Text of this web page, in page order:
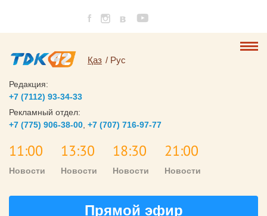
Қаз Рус
Редакция:
+7 (7112) 93-34-33
Рекламный отдел:
+7 (775) 906-38-00 +7 (707) 716-97-77
11:00
Новости
13:30
Новости
18:30
Новости
21:00
Новости
Прямой эфир